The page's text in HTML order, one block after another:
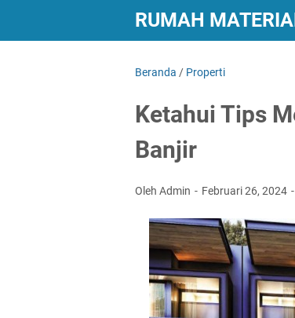
RUMAH
Beranda / Properti
Ketahui Tips
Banjir
Oleh Admin Februari 26, 2024